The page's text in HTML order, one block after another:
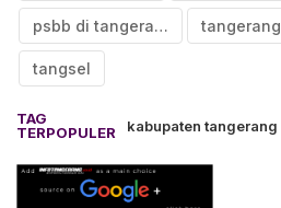
psbb di tangerang tangerang
tangsel
TAG
TERPOPULER
kabupaten tangerang